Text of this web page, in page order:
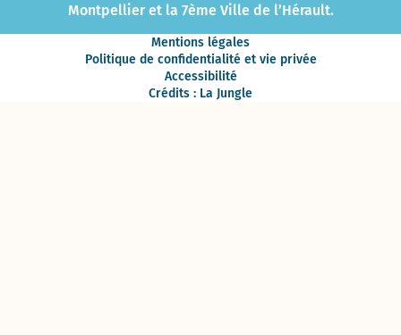
Montpellier et la 7ème Ville de l’Hérault.
Mentions légales
Politique de confidentialité et vie privée
Accessibilité
Crédits : La Jungle